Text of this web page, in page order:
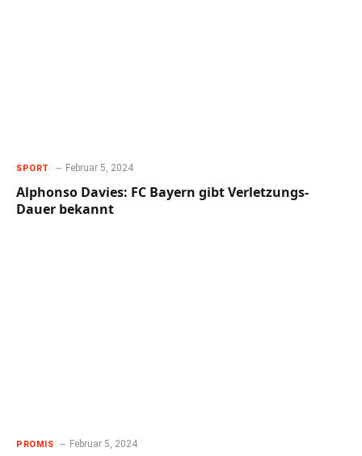
SPORT Februar 5, 2024
Alphonso Davies: FC Bayern gibt Verletzungs-
Dauer bekannt
PROMIS Februar 5, 2024